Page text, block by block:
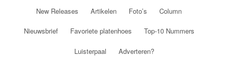
New Releases Artikelen Foto’s Column
Nieuwsbrief Favoriete platenhoes Top-10 Nummers
Luisterpaal Adverteren?